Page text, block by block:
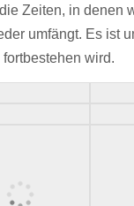
Zeiten, in denen
umfängt. Es ist
wird.